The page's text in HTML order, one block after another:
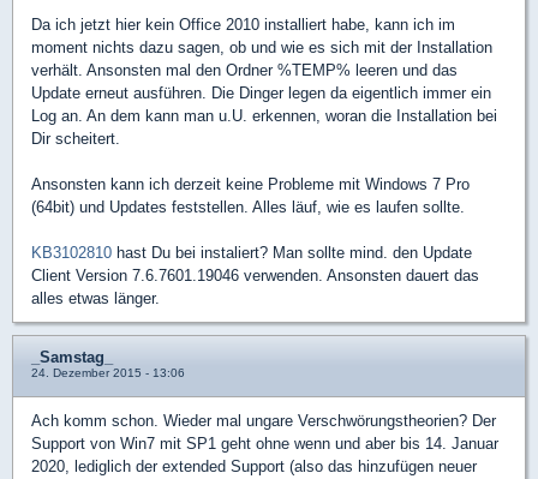
Da ich jetzt hier kein Office 2010 installiert habe, kann ich im
moment nichts dazu sagen, ob und wie es sich mit der Installation
verhält. Ansonsten mal den Ordner %TEMP% leeren und das
Update erneut ausführen. Die Dinger legen da eigentlich immer ein
Log an. An dem kann man u.U. erkennen, woran die Installation bei
Dir scheitert.
Ansonsten kann ich derzeit keine Probleme mit Windows 7 Pro
(64bit) und Updates feststellen. Alles läuf, wie es laufen sollte.
KB3102810 hast Du bei instaliert? Man sollte mind. den Update
Client Version 7.6.7601.19046 verwenden. Ansonsten dauert das
alles etwas länger.
_Samstag_
24. Dezember 2015 - 13:06
Ach komm schon. Wieder mal ungare Verschwörungstheorien? Der
Support von Win7 mit SP1 geht ohne wenn und aber bis 14. Januar
2020, lediglich der extended Support (also das hinzufügen neuer